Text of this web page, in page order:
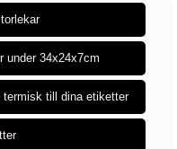
under 34x24x7cm
termisk till dina etiketter